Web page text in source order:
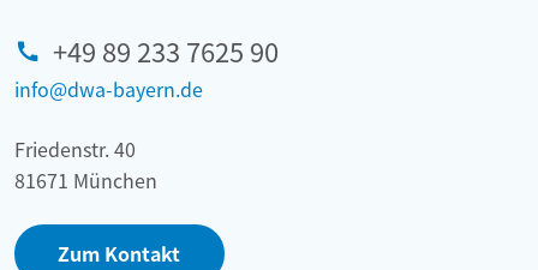
+49 89 233 7625 90
info@dwa-bayern.de
Friedenstr. 40
81671 München
Zum Kontakt